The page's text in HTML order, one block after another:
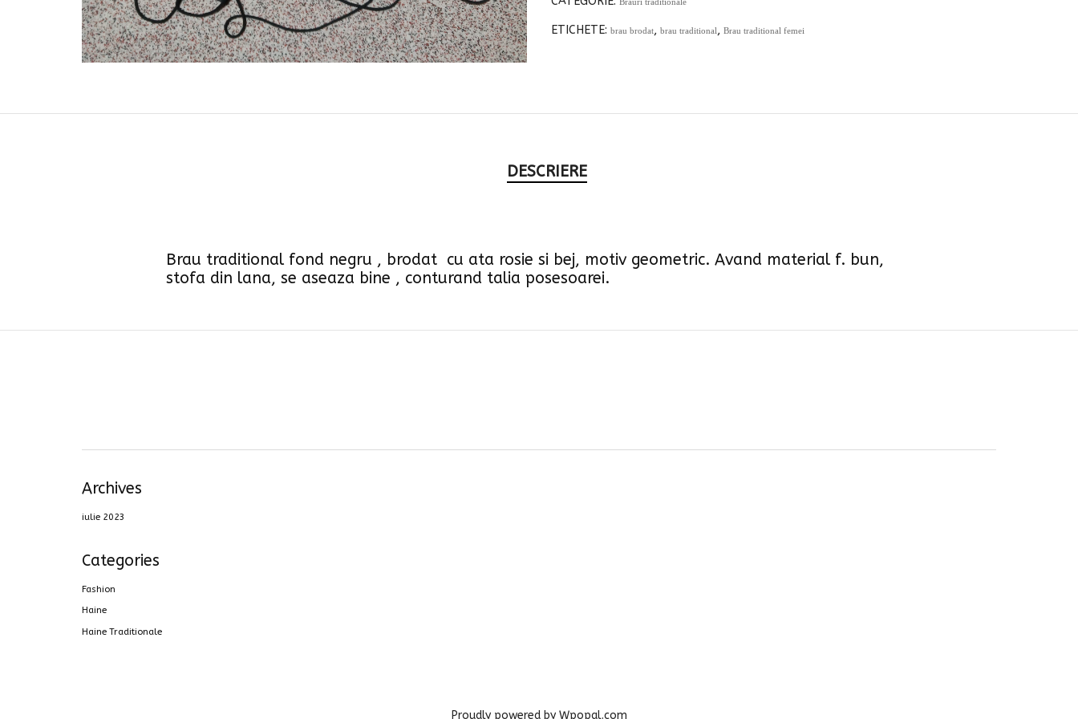
ETICHETE: brau brodat, brau traditional, Brau traditional femei
DESCRIERE
Brau traditional fond negru , brodat cu ata rosie si bej, motiv geometric. Avand material f. bun,
stofa din lana, se aseaza bine , conturand talia posesoarei.
Archives
iulie 2023
Categories
Fashion
Haine
Haine Traditionale
Proudly powered by Wpopal.com